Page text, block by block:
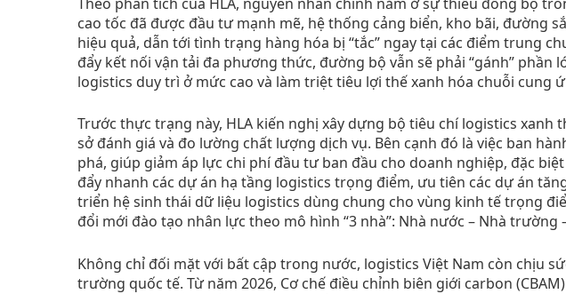
cao tốc đã được đầu tư mạnh mẽ, hệ thống cảng biển, kho bãi, đường
hiệu quả, dẫn tới tình trạng hàng hóa bị “tắc” ngay tại các điểm trung
đẩy kết nối vận tải đa phương thức, đường bộ vẫn sẽ phải “gánh” phần
logistics duy trì ở mức cao và làm triệt tiêu lợi thế xanh hóa chuỗi cung
Trước thực trạng này, HLA kiến nghị xây dựng bộ tiêu chí logistics
sở đánh giá và đo lường chất lượng dịch vụ. Bên cạnh đó là việc ban
phá, giúp giảm áp lực chi phí đầu tư ban đầu cho doanh nghiệp, đặc
đẩy nhanh các dự án hạ tầng logistics trọng điểm, ưu tiên các dự án
triển hệ sinh thái dữ liệu logistics dùng chung cho vùng kinh tế trọng
đổi mới đào tạo nhân lực theo mô hình “3 nhà”: Nhà nước – Nhà trường
Không chỉ đối mặt với bất cập trong nước, logistics Việt Nam còn chịu
trường quốc tế. Từ năm 2026, Cơ chế điều chỉnh biên giới carbon